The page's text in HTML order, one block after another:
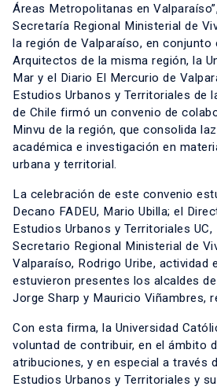
Áreas Metropolitanas en
Secretaría Regional Ministerial de
la región de Valparaíso, en conjunto
Arquitectos de la misma región, la
Mar y el Diario El Mercurio de
Estudios Urbanos y Territoriales de
de Chile firmó un convenio de
Minvu de la región, que consolida
académica e investigación en
urbana y territorial.
La celebración de este convenio
Decano FADEU, Mario Ubilla; el
Estudios Urbanos y Territoriales
Secretario Regional Ministerial de
Valparaíso, Rodrigo Uribe, actividad
estuvieron presentes los alcaldes
Jorge Sharp y Mauricio Viñambres,
Con esta firma, la Universidad
voluntad de contribuir, en el ámbito
atribuciones, y en especial a través
Estudios Urbanos y Territoriales y